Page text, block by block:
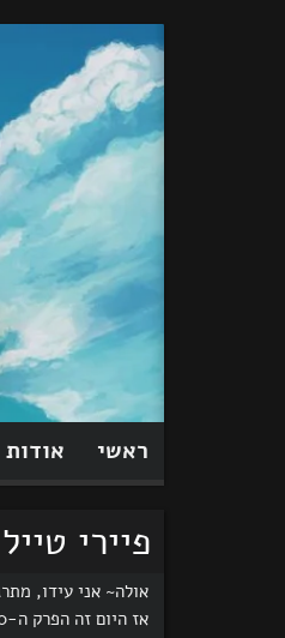
ראשי אודות
פיירי טייל 2014 פרק 25 מתורגם לעברית~!